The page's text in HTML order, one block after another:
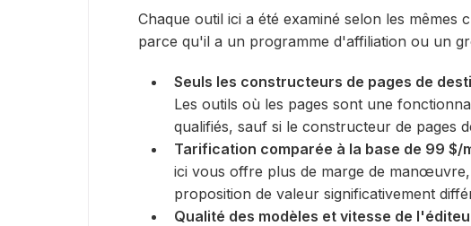
Chaque outil ici a été examiné selon les mêmes
parce qu'il a un programme d'affiliation ou un
Seuls les constructeurs de pages de
Les outils où les pages sont une
qualifiés, sauf si le constructeur de pages
Tarification comparée à la base de 99 $/
ici vous offre plus de marge de
proposition de valeur significativement
Qualité des modèles et vitesse de